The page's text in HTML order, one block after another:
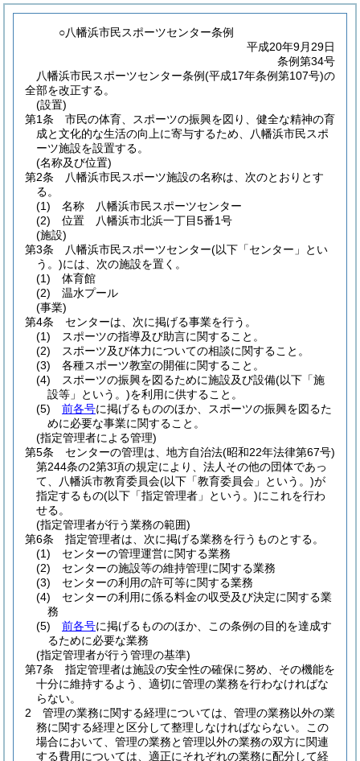
○八幡浜市民スポーツセンター条例
平成20年9月29日
条例第34号
八幡浜市民スポーツセンター条例(平成17年条例第107号)の
全部を改正する。
(設置)
第1条
市民の体育、スポーツの振興を図り、健全な精神の育
成と文化的な生活の向上に寄与するため、八幡浜市民スポ
ーツ施設を設置する。
(名称及び位置)
第2条
八幡浜市民スポーツ施設の名称は、次のとおりとす
る。
(1)
名称 八幡浜市民スポーツセンター
(2)
位置 八幡浜市北浜一丁目5番1号
(施設)
第3条
八幡浜市民スポーツセンター(以下「センター」とい
う。)には、次の施設を置く。
(1)
体育館
(2)
温水プール
(事業)
第4条
センターは、次に掲げる事業を行う。
(1)
スポーツの指導及び助言に関すること。
(2)
スポーツ及び体力についての相談に関すること。
(3)
各種スポーツ教室の開催に関すること。
(4)
スポーツの振興を図るために施設及び設備(以下「施
設等」という。)を利用に供すること。
(5)
前各号に掲げるもののほか、スポーツの振興を図るた
めに必要な事業に関すること。
(指定管理者による管理)
第5条
センターの管理は、地方自治法(昭和22年法律第67号)
第244条の2第3項の規定により、法人その他の団体であっ
て、八幡浜市教育委員会(以下「教育委員会」という。)が
指定するもの(以下「指定管理者」という。)にこれを行わ
せる。
(指定管理者が行う業務の範囲)
第6条
指定管理者は、次に掲げる業務を行うものとする。
(1)
センターの管理運営に関する業務
(2)
センターの施設等の維持管理に関する業務
(3)
センターの利用の許可等に関する業務
(4)
センターの利用に係る料金の収受及び決定に関する業
務
(5)
前各号に掲げるもののほか、この条例の目的を達成す
るために必要な業務
(指定管理者が行う管理の基準)
第7条
指定管理者は施設の安全性の確保に努め、その機能を
十分に維持するよう、適切に管理の業務を行わなければな
らない。
2
管理の業務に関する経理については、管理の業務以外の業
務に関する経理と区分して整理しなければならない。
この
場合において、管理の業務と管理以外の業務の双方に関連
する費用については、適正にそれぞれの業務に配分して経